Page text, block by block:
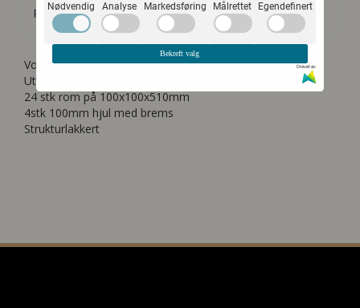
Produsent
Vogn for 24stk Tripodstativ
Utvendige mål 670x470x710
24 stk rom på 100x100x510mm
4stk 100mm hjul med brems
Strukturlakkert
Nødvendig Analyse Markedsføring Målrettet Egendefinert
Bekreft valg
Drevet av